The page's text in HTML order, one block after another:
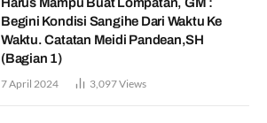
Harus Mampu Buat Lompatan, GM :
Begini Kondisi Sangihe Dari Waktu Ke
Waktu. Catatan Meidi Pandean,SH
(Bagian 1)
7 April 2024 3,097Views